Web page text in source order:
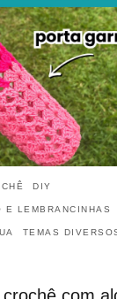
DIY
E LEMBRANCINHAS
TEMAS